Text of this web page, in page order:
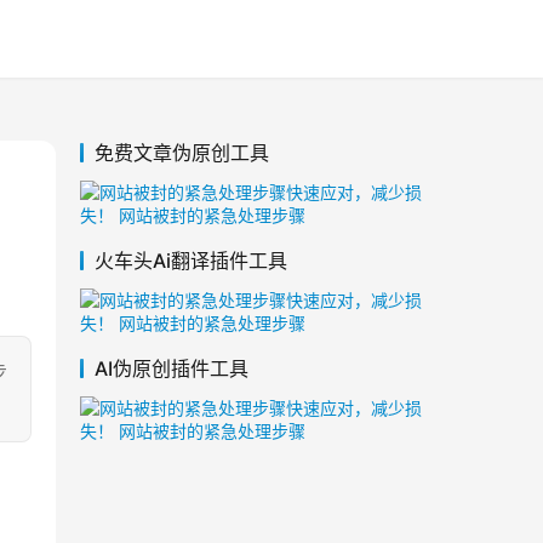
免费文章伪原创工具
火车头Ai翻译插件工具
AI伪原创插件工具